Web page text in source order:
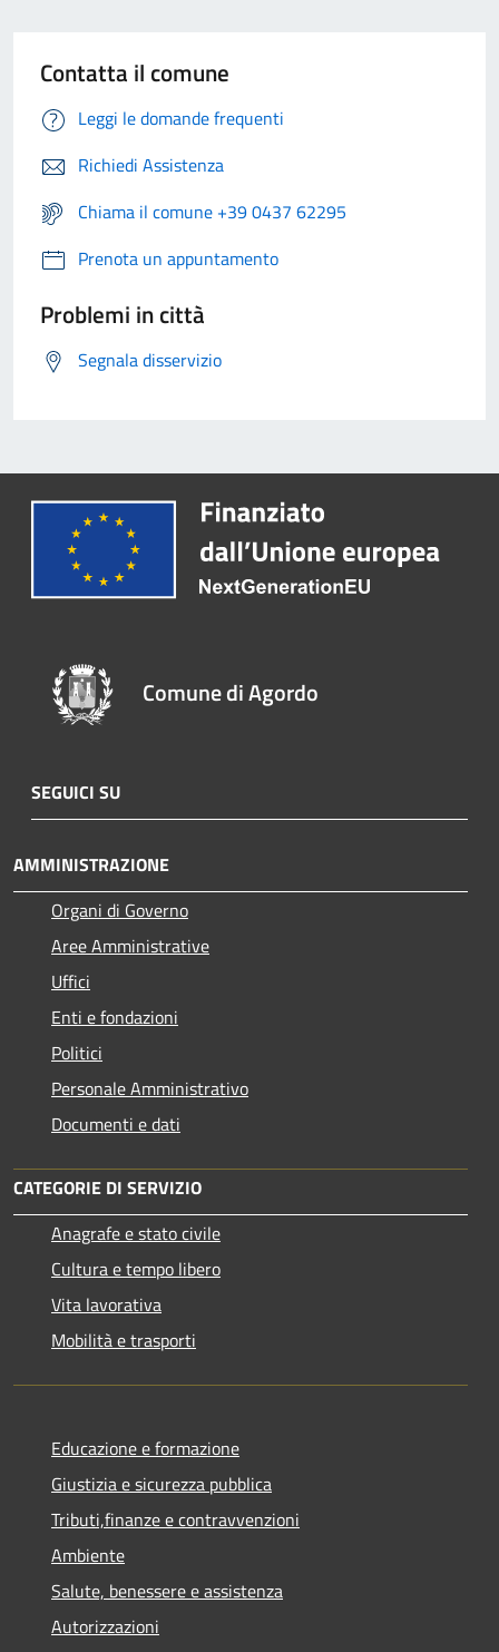
Contatta il comune
Leggi le domande frequenti
Richiedi Assistenza
Chiama il comune +39 0437 62295
Prenota un appuntamento
Problemi in città
Segnala disservizio
Comune di Agordo
SEGUICI SU
AMMINISTRAZIONE
Organi di Governo
Aree Amministrative
Uffici
Enti e fondazioni
Politici
Personale Amministrativo
Documenti e dati
CATEGORIE DI SERVIZIO
Anagrafe e stato civile
Cultura e tempo libero
Vita lavorativa
Mobilità e trasporti
Educazione e formazione
Giustizia e sicurezza pubblica
Tributi,finanze e contravvenzioni
Ambiente
Salute, benessere e assistenza
Autorizzazioni